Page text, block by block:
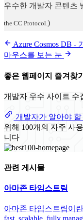
우수한 개발자 콘텐츠
the CC Protocol.)
Azure Cosmos DB -
마우스를 보는 눈
좋은 웹페이지 즐겨찾기
개발자 우수 사이트 수
개발자가 알아야 할
위해 100개의 자주 사
니다
관련 게시물
아마존 타임스트림
아마존 타임스트림이란